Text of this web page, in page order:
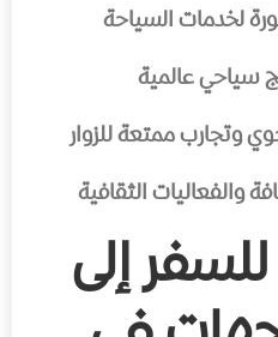
لخدمات السياحة
سياحي عالمية
وتجارب ممتعة للزوار
والفعاليات الثقافية
إلى